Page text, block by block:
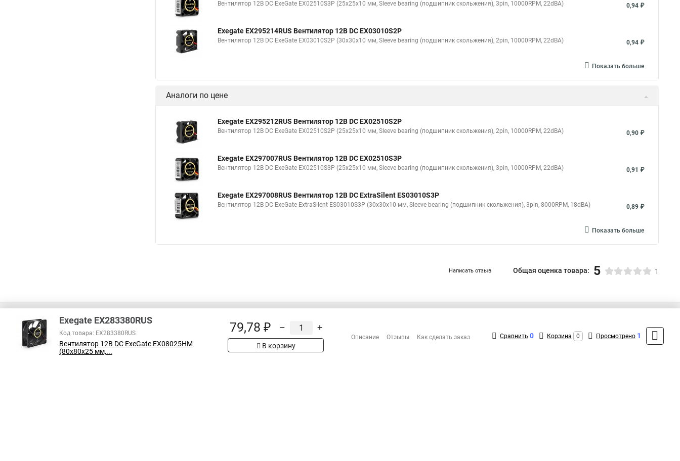
Вентилятор 12В DC ExeGate EX02510S3P (25x25x10 мм, Sleeve bearing (подшипник скольжения), 3pin, 10000RPM, 22dBA) 0,94 ₽
Exegate EX295214RUS Вентилятор 12В DC EX03010S2P
Вентилятор 12В DC ExeGate EX03010S2P (30x30x10 мм, Sleeve bearing (подшипник скольжения), 2pin, 10000RPM, 22dBA) 0,94 ₽
Показать больше
Аналоги по цене
Exegate EX295212RUS Вентилятор 12В DC EX02510S2P
Вентилятор 12В DC ExeGate EX02510S2P (25x25x10 мм, Sleeve bearing (подшипник скольжения), 2pin, 10000RPM, 22dBA) 0,90 ₽
Exegate EX297007RUS Вентилятор 12В DC EX02510S3P
Вентилятор 12В DC ExeGate EX02510S3P (25x25x10 мм, Sleeve bearing (подшипник скольжения), 3pin, 10000RPM, 22dBA) 0,91 ₽
Exegate EX297008RUS Вентилятор 12В DC ExtraSilent ES03010S3P
Вентилятор 12В DC ExeGate ExtraSilent ES03010S3P (30x30x10 мм, Sleeve bearing (подшипник скольжения), 3pin, 8000RPM, 18dBA) 0,89 ₽
Показать больше
Написать отзыв Общая оценка товара: 5 1
В соответствии с пунктом 2 статьи 437 ГК РФ, вся информация о товарах на сайте имеет
справочный характер и не является публичной офертой. При покупке проверяйте товар
Сотрудничество
+7 (495) 432-41-41
MAX: +7 (936) 132-34-54
Exegate EX283380RUS
Код товара: EX283380RUS
Вентилятор 12В DC ExeGate EX08025HM
(80x80x25 мм,...
79,78 ₽ – +
В корзину
Описание Отзывы Как сделать заказ Сравнить 0 Корзина 0 Просмотрено 1